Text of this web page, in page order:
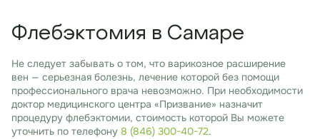
Флебэктомия в Самаре
Не следует забывать о том, что варикозное расширение
вен — серьезная болезнь, лечение которой без помощи
профессионального врача невозможно. При необходимости
доктор медицинского центра «Призвание» назначит
процедуру флебэктомии, стоимость которой Вы можете
уточнить по телефону 8 (846) 300-40-72.